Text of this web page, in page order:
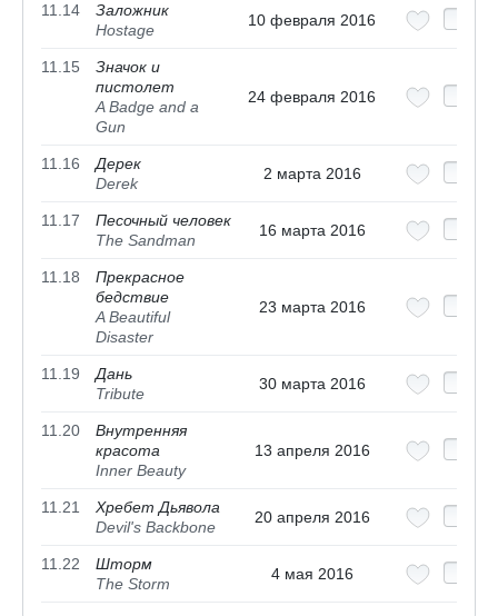
11.14
Заложник
Hostage
10 февраля 2016
11.15
Значок и
пистолет
A Badge and a
Gun
24 февраля 2016
11.16
Дерек
Derek
2 марта 2016
11.17
Песочный человек
The Sandman
16 марта 2016
11.18
Прекрасное
бедствие
A Beautiful
Disaster
23 марта 2016
11.19
Дань
Tribute
30 марта 2016
11.20
Внутренняя
красота
Inner Beauty
13 апреля 2016
11.21
Хребет Дьявола
Devil's Backbone
20 апреля 2016
11.22
Шторм
The Storm
4 мая 2016